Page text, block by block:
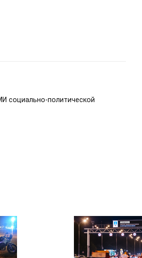
социально-политической